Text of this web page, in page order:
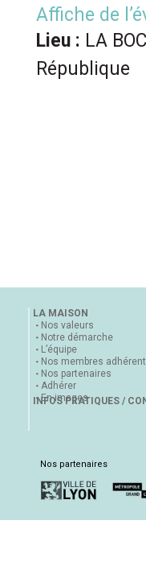
Affiche de
Lieu : LA
République
LA MAISON
Nos valeurs
Notre démarche
L’équipe
Nos membres
Nos partenaires
Adhérer
En images
INFOS PRATIQUES /
Nos partenaires